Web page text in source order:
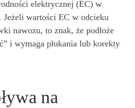
elektrycznej (EC) w
wartości EC w odcieku
nawozu, to znak, że podłoże
i wymaga płukania lub korekty
na